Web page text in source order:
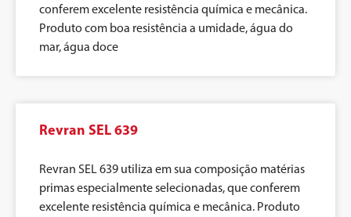
conferem excelente resistência química e mecânica.
Produto com boa resistência a umidade, água do
mar, água doce
Revran SEL 639
Revran SEL 639 utiliza em sua composição matérias
primas especialmente selecionadas, que conferem
excelente resistência química e mecânica. Produto